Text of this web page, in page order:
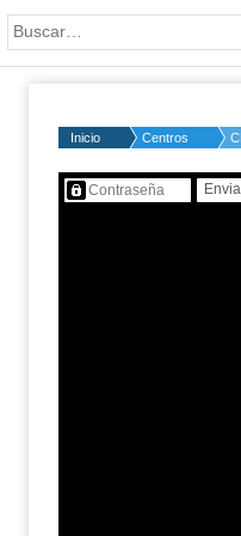
Palabra o frase:
Inicio Centros
Contenido protegido…